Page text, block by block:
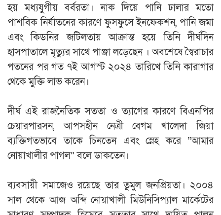
হয় মধ্যযুগীয় বর্বরতা। নাক দিয়ে পানি ঢালার মতো
পাশবিক নির্যাতনের কারণে ফুসফুসে ইনফেকশন, পানি জমা
এবং কিডনির জটিলতায় আক্রান্ত হয়ে তিনি দীর্ঘদিন
হাসপাতালে মৃত্যুর সাথে পাঞ্জা লড়েছেন । অবশেষে স্বৈরাচার
পতনের পর গত ৭ই আগস্ট ২০২৪ তারিখে তিনি কারাগার
থেকে মুক্তি লাভ করেন।
‎দীর্ঘ এই রাজনৈতিক সততা ও ত্যাগের কারণে বিএনপির
চেয়ারপারসন, আপসহীন নেত্রী বেগম খালেদা জিয়া
ব্যক্তিগতভাবে তাকে চিনতেন এবং স্নেহ করে “আমার
নোয়াখালীর পাগল” বলে ডাকতেন।
‎ব্যবসায়ী সমাজেও রয়েছে তার তুমুল জনপ্রিয়তা। ২০০৪
সাল থেকে আজ অব্দি নোয়াখালী মিউনিসিপ্যাল মার্কেটের